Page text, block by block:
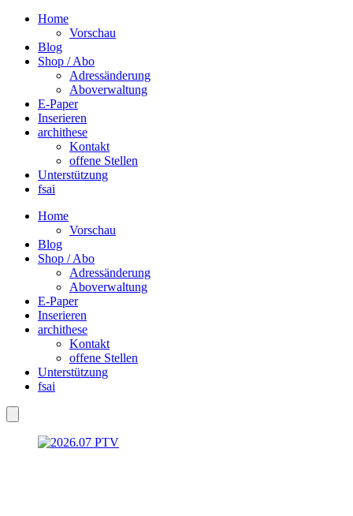
Home
Vorschau
Blog
Shop / Abo
Adressänderung
Aboverwaltung
E-Paper
Inserieren
archithese
Kontakt
offene Stellen
Unterstützung
fsai
Home
Vorschau
Blog
Shop / Abo
Adressänderung
Aboverwaltung
E-Paper
Inserieren
archithese
Kontakt
offene Stellen
Unterstützung
fsai